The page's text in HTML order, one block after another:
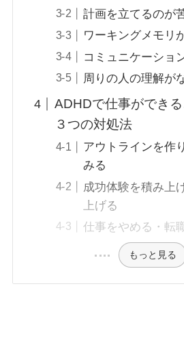
計画を立てるのが
ワーキングメモリ
コミュニケーショ
周りの人の理解が
ADHDで仕事ができ
３つの対処法
アウトラインを作
みる
成功体験を積み上
上げる
仕事をやめる・転
もっと見る